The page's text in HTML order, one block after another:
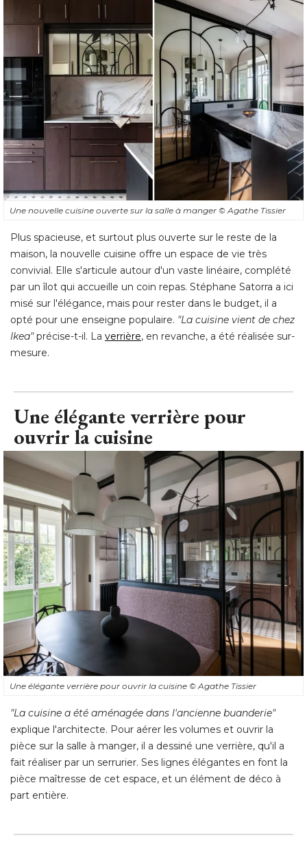
Une nouvelle cuisine ouverte sur la salle à manger © Agathe Tissier
Plus spacieuse, et surtout plus ouverte sur le reste de la
maison, la nouvelle cuisine offre un espace de vie très
convivial. Elle s'articule autour d'un vaste linéaire, complété
par un îlot qui accueille un coin repas. Stéphane Satorra a ici
misé sur l'élégance, mais pour rester dans le budget, il a
opté pour une enseigne populaire. "La cuisine vient de chez
Ikea"précise-t-il. La verrière, en revanche, a été réalisée sur-
mesure.
Une élégante verrière pour
ouvrir la cuisine
Une élégante verrière pour ouvrir la cuisine © Agathe Tissier
"La cuisine a été aménagée dans l'ancienne buanderie"
explique l'architecte. Pour aérer les volumes et ouvrir la
pièce sur la salle à manger, il a dessiné une verrière, qu'il a
fait réaliser par un serrurier. Ses lignes élégantes en font la
pièce maîtresse de cet espace, et un élément de déco à
part entière.